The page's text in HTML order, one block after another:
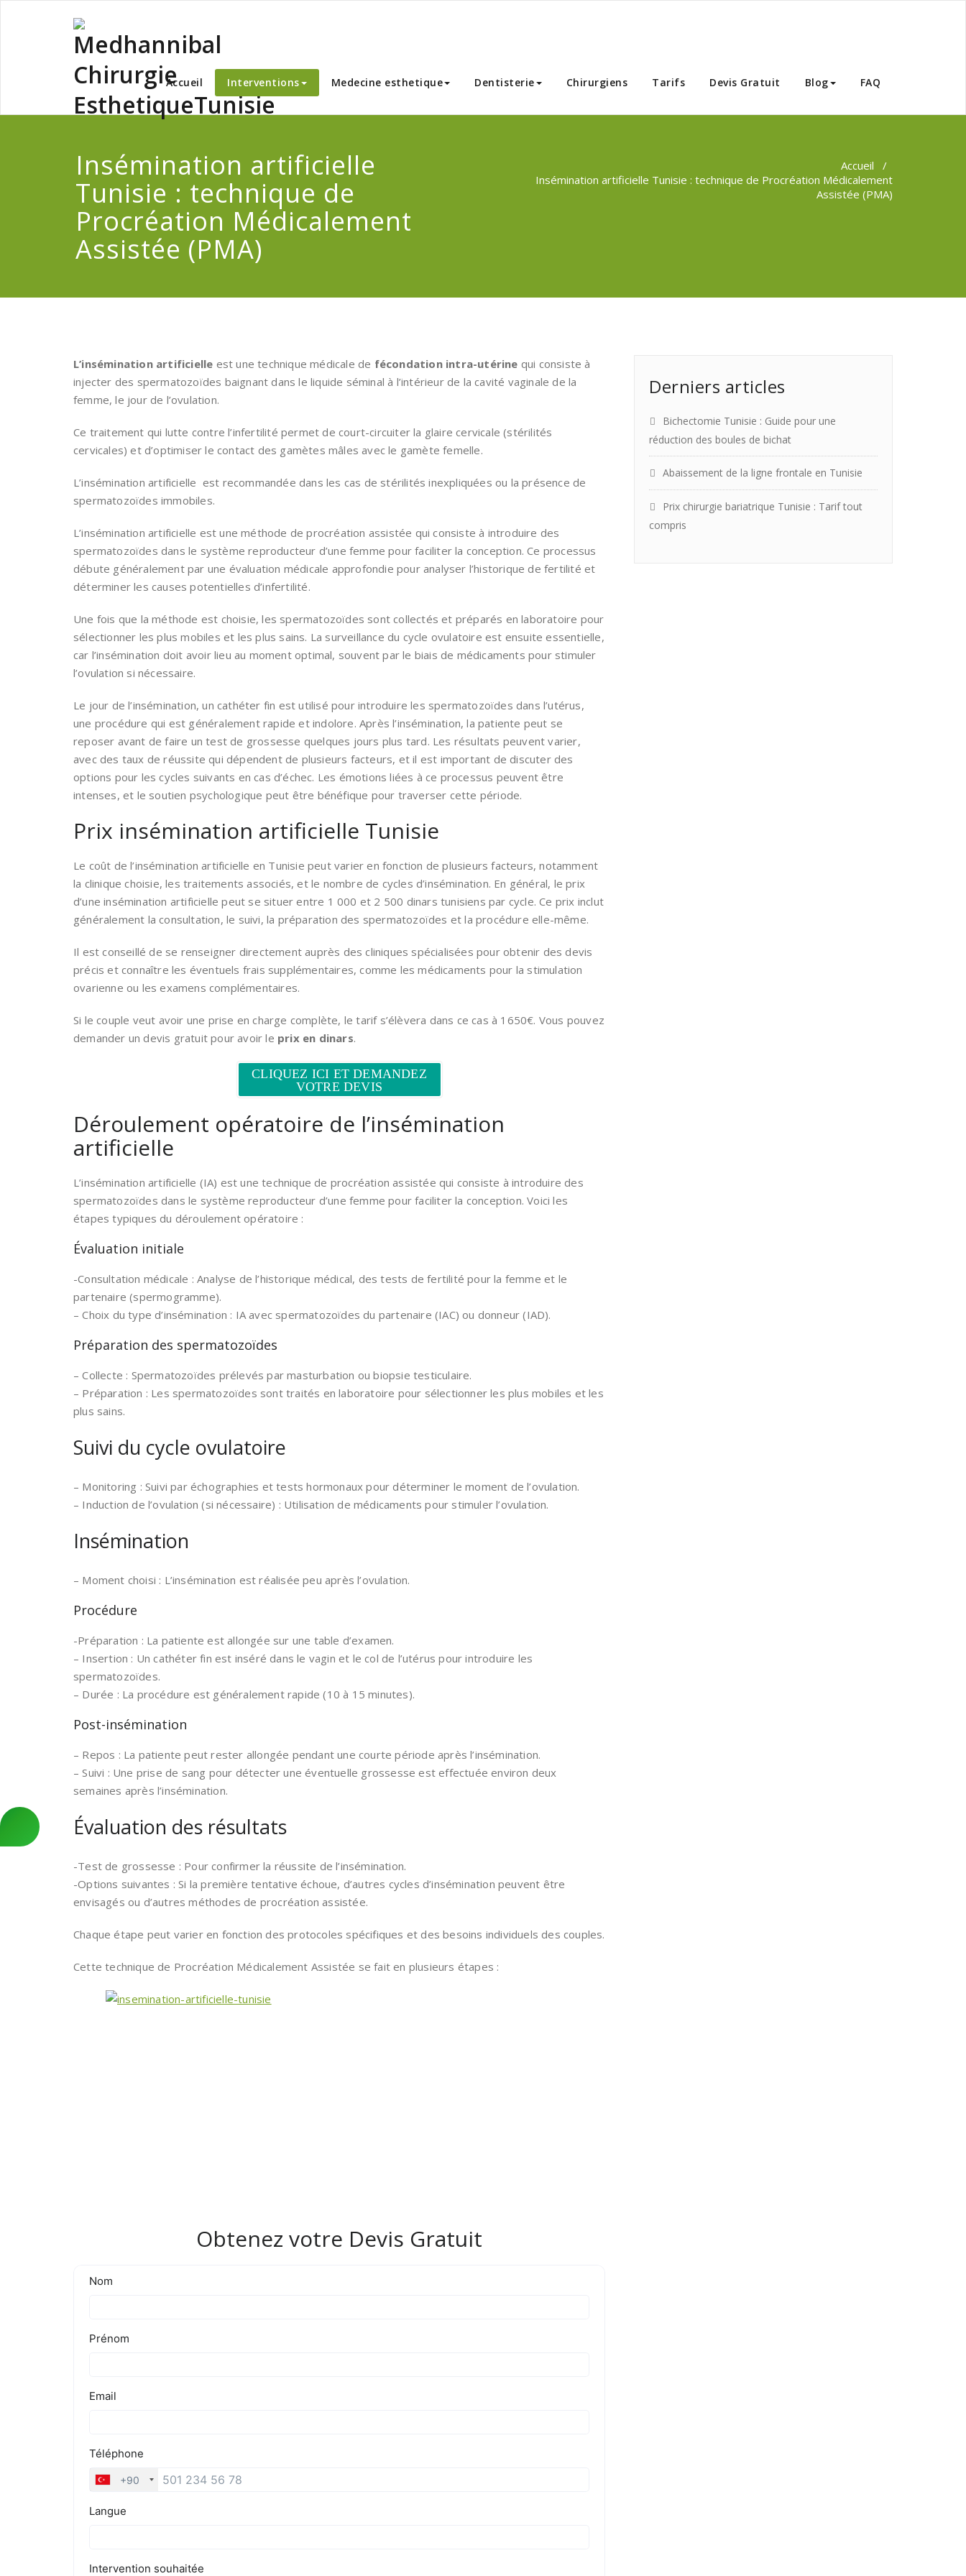
Accueil Interventions Medecine esthetique Dentisterie Chirurgiens Tarifs Devis Gratuit Blog FAQ
Insémination artificielle
Tunisie : technique de
Procréation Médicalement
Assistée (PMA)
Accueil /
Insémination artificielle Tunisie : technique de Procréation Médicalement
Assistée (PMA)
L’insémination artificielle est une technique médicale de fécondation intra-utérine qui consiste à
injecter des spermatozoïdes baignant dans le liquide séminal à l’intérieur de la cavité vaginale de la
femme, le jour de l’ovulation.
Ce traitement qui lutte contre l’infertilité permet de court-circuiter la glaire cervicale (stérilités
cervicales) et d’optimiser le contact des gamètes mâles avec le gamète femelle.
L’insémination artificielle est recommandée dans les cas de stérilités inexpliquées ou la présence de
spermatozoïdes immobiles.
L’insémination artificielle est une méthode de procréation assistée qui consiste à introduire des
spermatozoïdes dans le système reproducteur d’une femme pour faciliter la conception. Ce processus
débute généralement par une évaluation médicale approfondie pour analyser l’historique de fertilité et
déterminer les causes potentielles d’infertilité.
Une fois que la méthode est choisie, les spermatozoïdes sont collectés et préparés en laboratoire pour
sélectionner les plus mobiles et les plus sains. La surveillance du cycle ovulatoire est ensuite essentielle,
car l’insémination doit avoir lieu au moment optimal, souvent par le biais de médicaments pour stimuler
l’ovulation si nécessaire.
Le jour de l’insémination, un cathéter fin est utilisé pour introduire les spermatozoïdes dans l’utérus,
une procédure qui est généralement rapide et indolore. Après l’insémination, la patiente peut se
reposer avant de faire un test de grossesse quelques jours plus tard. Les résultats peuvent varier,
avec des taux de réussite qui dépendent de plusieurs facteurs, et il est important de discuter des
options pour les cycles suivants en cas d’échec. Les émotions liées à ce processus peuvent être
intenses, et le soutien psychologique peut être bénéfique pour traverser cette période.
Prix insémination artificielle Tunisie
Le coût de l’insémination artificielle en Tunisie peut varier en fonction de plusieurs facteurs, notamment
la clinique choisie, les traitements associés, et le nombre de cycles d’insémination. En général, le prix
d’une insémination artificielle peut se situer entre 1 000 et 2 500 dinars tunisiens par cycle. Ce prix inclut
généralement la consultation, le suivi, la préparation des spermatozoïdes et la procédure elle-même.
Il est conseillé de se renseigner directement auprès des cliniques spécialisées pour obtenir des devis
précis et connaître les éventuels frais supplémentaires, comme les médicaments pour la stimulation
ovarienne ou les examens complémentaires.
Si le couple veut avoir une prise en charge complète, le tarif s’élèvera dans ce cas à 1650€. Vous pouvez
demander un devis gratuit pour avoir le prix en dinars.
CLIQUEZ ICI ET DEMANDEZ
VOTRE DEVIS
Déroulement opératoire de l’insémination
artificielle
L’insémination artificielle (IA) est une technique de procréation assistée qui consiste à introduire des
spermatozoïdes dans le système reproducteur d’une femme pour faciliter la conception. Voici les
étapes typiques du déroulement opératoire :
Évaluation initiale
-Consultation médicale : Analyse de l’historique médical, des tests de fertilité pour la femme et le
partenaire (spermogramme).
– Choix du type d’insémination : IA avec spermatozoïdes du partenaire (IAC) ou donneur (IAD).
Préparation des spermatozoïdes
– Collecte : Spermatozoïdes prélevés par masturbation ou biopsie testiculaire.
– Préparation : Les spermatozoïdes sont traités en laboratoire pour sélectionner les plus mobiles et les
plus sains.
Suivi du cycle ovulatoire
– Monitoring : Suivi par échographies et tests hormonaux pour déterminer le moment de l’ovulation.
– Induction de l’ovulation (si nécessaire) : Utilisation de médicaments pour stimuler l’ovulation.
Insémination
– Moment choisi : L’insémination est réalisée peu après l’ovulation.
Procédure
-Préparation : La patiente est allongée sur une table d’examen.
– Insertion : Un cathéter fin est inséré dans le vagin et le col de l’utérus pour introduire les
spermatozoïdes.
– Durée : La procédure est généralement rapide (10 à 15 minutes).
Post-insémination
– Repos : La patiente peut rester allongée pendant une courte période après l’insémination.
– Suivi : Une prise de sang pour détecter une éventuelle grossesse est effectuée environ deux
semaines après l’insémination.
Évaluation des résultats
-Test de grossesse : Pour confirmer la réussite de l’insémination.
-Options suivantes : Si la première tentative échoue, d’autres cycles d’insémination peuvent être
envisagés ou d’autres méthodes de procréation assistée.
Chaque étape peut varier en fonction des protocoles spécifiques et des besoins individuels des couples.
Cette technique de Procréation Médicalement Assistée se fait en plusieurs étapes :
Obtenez votre Devis Gratuit
Derniers articles
Bichectomie Tunisie : Guide pour une
réduction des boules de bichat
Abaissement de la ligne frontale en Tunisie
Prix chirurgie bariatrique Tunisie : Tarif tout
compris